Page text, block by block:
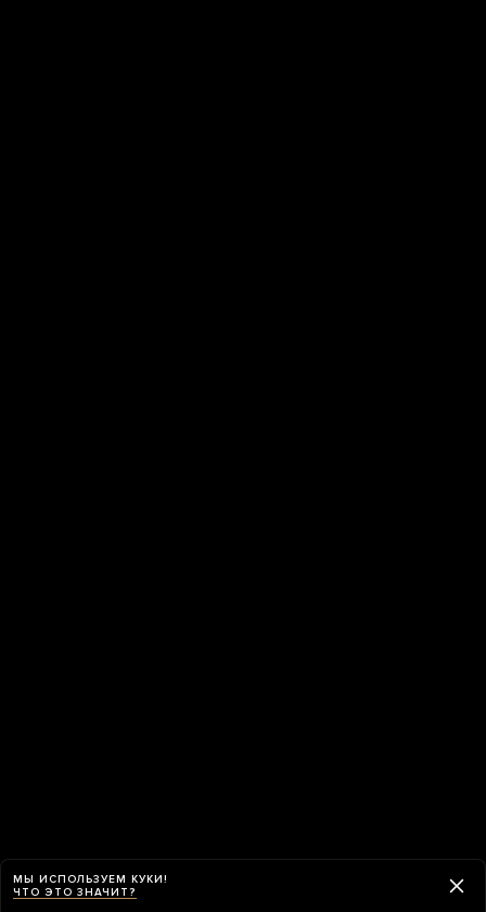
МЫ ИСПОЛЬЗУЕМ КУКИ!
ЧТО ЭТО ЗНАЧИТ?